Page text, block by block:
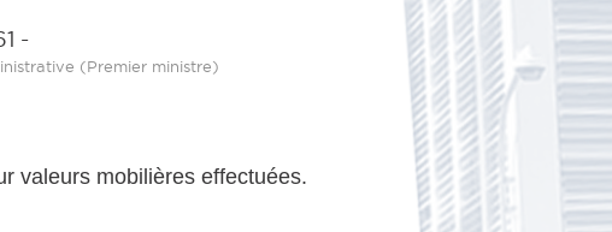
-
(Premier ministre)
valeurs mobilières effectuées.